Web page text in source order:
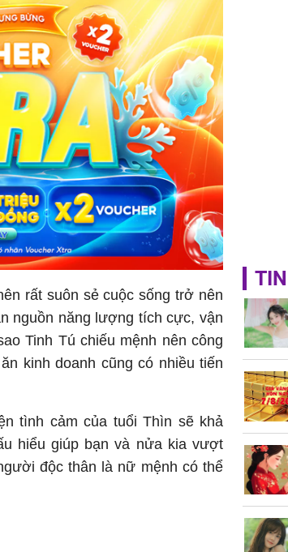
rất suôn sẻ cuộc sống trở nên
nguồn năng lượng tích cực, vận
Tinh Tú chiếu mệnh nên công
kinh doanh cũng có nhiều tiến
tình cảm của tuổi Thìn sẽ khả
hiểu giúp bạn và nửa kia vượt
độc thân là nữ mệnh có thể